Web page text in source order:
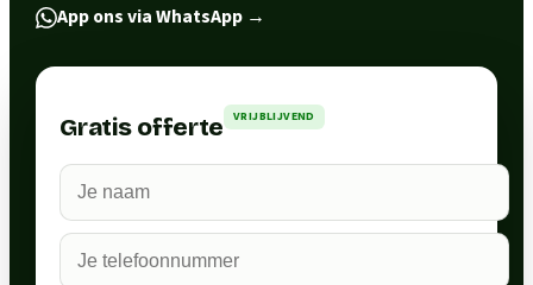
App ons via WhatsApp →
Gratis offerte VRIJBLIJVEND